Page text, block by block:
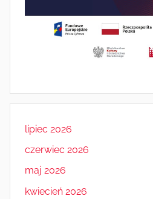
lipiec 2026
czerwiec 2026
maj 2026
kwiecień 2026